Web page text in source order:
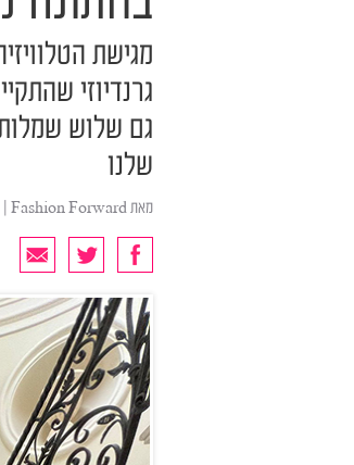
מגישת
גרנדיוזי
גם שלוש שמלות
שלנו
מאתFashion Forward